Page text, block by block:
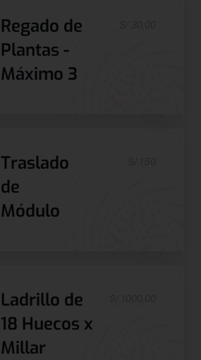
Regado de
Plantas -
Máximo 3
Traslado
de
Módulo
Ladrillo de
18 Huecos x
Millar